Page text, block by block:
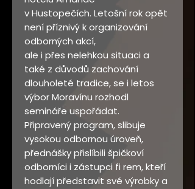
v Hustopečích. Letošní rok opět
není příznivý k organizování
odborných akcí,
ale i přes nelehkou situaci a
také z důvodů zachování
dlouholeté tradice, se i letos
výbor Moravínu rozhodl
semináře uspořádat.
Připravený program, slibuje
vysokou odbornou úroveň,
přednášky přislíbili špičkoví
odborníci i zástupci fi rem, kteří
hodlají představit své výrobky a